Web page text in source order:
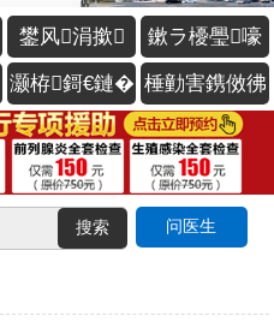
鐢风涓撳 鏉ラ櫌璺嚎
灏栫鎶€鏈� 棰勭害鎸傚彿
搜索 问医生